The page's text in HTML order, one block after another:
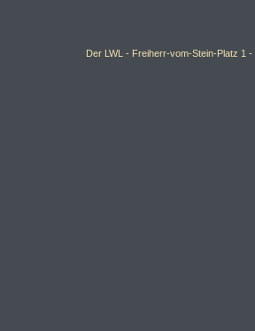
Der LWL -Freiherr-vom-Stein-Platz 1 -